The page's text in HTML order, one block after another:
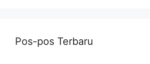
Pos-pos Terbaru